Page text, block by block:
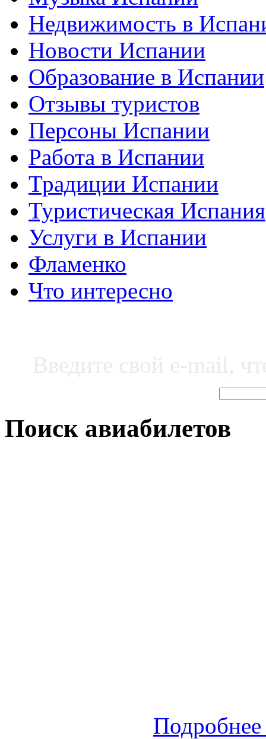
Недвижимость в
Новости Испании
Образование в Испании
Отзывы туристов
Персоны Испании
Работа в Испании
Традиции Испании
Туристическая Испания
Услуги в Испании
Фламенко
Что интересно
Поиск авиабилетов